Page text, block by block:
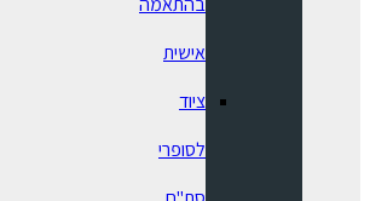
אישית
ציוד
לסופרי